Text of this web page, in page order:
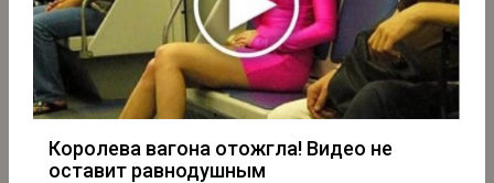
Королева вагона отожгла! Видео не
оставит равнодушным